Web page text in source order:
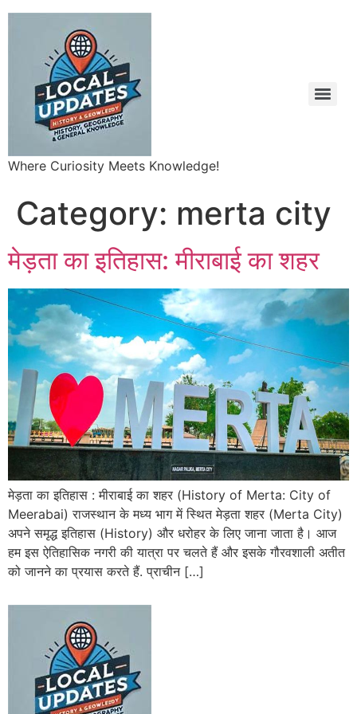
Where Curiosity Meets Knowledge!
Category: merta city
मेड़ता का इतिहास: मीराबाई का शहर
मेड़ता का इतिहास : मीराबाई का शहर (History of Merta: City of
Meerabai) राजस्थान के मध्य भाग में स्थित मेड़ता शहर (Merta City)
अपने समृद्ध इतिहास (History) और धरोहर के लिए जाना जाता है। आज
हम इस ऐतिहासिक नगरी की यात्रा पर चलते हैं और इसके गौरवशाली अतीत
को जानने का प्रयास करते हैं. प्राचीन […]